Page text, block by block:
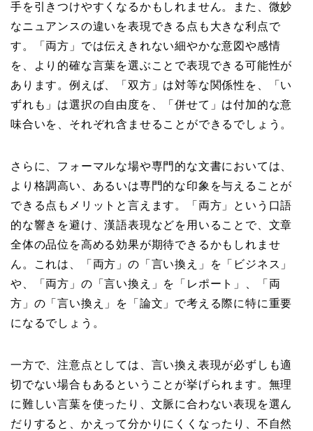
手を引きつけやすくなるかもしれません。また、微妙
なニュアンスの違いを表現できる点も大きな利点で
す。「両方」では伝えきれない細やかな意図や感情
を、より的確な言葉を選ぶことで表現できる可能性が
あります。例えば、「双方」は対等な関係性を、「い
ずれも」は選択の自由度を、「併せて」は付加的な意
味合いを、それぞれ含ませることができるでしょう。
さらに、フォーマルな場や専門的な文書においては、
より格調高い、あるいは専門的な印象を与えることが
できる点もメリットと言えます。「両方」という口語
的な響きを避け、漢語表現などを用いることで、文章
全体の品位を高める効果が期待できるかもしれませ
ん。これは、「両方」の「言い換え」を「ビジネス」
や、「両方」の「言い換え」を「レポート」、「両
方」の「言い換え」を「論文」で考える際に特に重要
になるでしょう。
一方で、注意点としては、言い換え表現が必ずしも適
切でない場合もあるということが挙げられます。無理
に難しい言葉を使ったり、文脈に合わない表現を選ん
だりすると、かえって分かりにくくなったり、不自然